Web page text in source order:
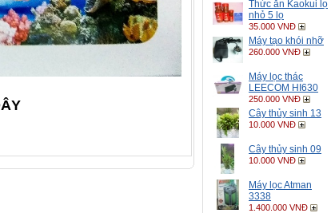
Thức ăn Kaokui lọ
nhỏ 5 lọ
35.000 VNĐ
Máy tạo khói nhỡ
260.000 VNĐ
Máy lọc thác
LEECOM HI630
250.000 VNĐ
Cây thủy sinh 13
10.000 VNĐ
Cây thủy sinh 09
10.000 VNĐ
Máy lọc Atman
3338
1.400.000 VNĐ